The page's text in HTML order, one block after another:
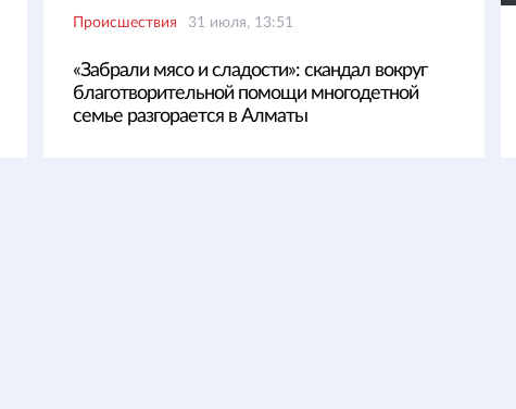
Происшествия 31 июля, 13:51
«Забрали мясо и сладости»: скандал вокруг
благотворительной помощи многодетной
семье разгорается в Алматы